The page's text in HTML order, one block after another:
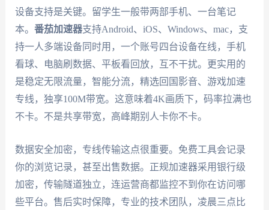
设备支持是关键。留学生一般带两部手机、一台笔记
本。 番茄加速器支持Android、iOS、Windows、mac，支
持一人多端设备同时用，一个账号四台设备在线，手机
看球、电脑刷数据、平板看回放，互不干扰。更实用的
是稳定无限流量，智能分流，精选回国影音、游戏加速
专线，独享100M带宽。这意味着4K画质下，码率拉满也
不卡。不是共享带宽，高峰期别人卡你不卡。
数据安全加密，专线传输这点很重要。免费工具会记录
你的浏览记录，甚至出售数据。正规加速器采用银行级
加密，传输隧道独立，连运营商都监控不到你在访问哪
些平台。售后实时保障，专业的技术团队，凌晨三点比